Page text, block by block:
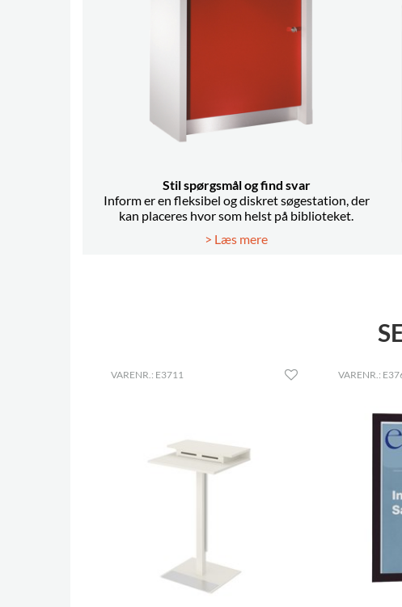
Stil spørgsmål og find svar
Inform er en fleksibel og diskret søgestation, der
kan placeres hvor som helst på biblioteket.
> Læs mere
VARENR.: E3711 VARENR.: